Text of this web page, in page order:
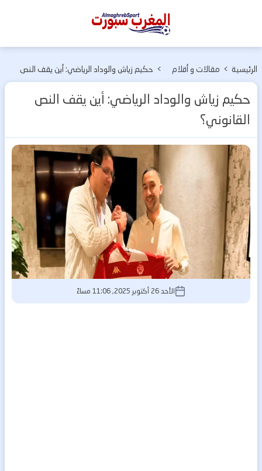
المغرب
الرئيسية > مقالات و أقلام
> حكيم زياش والوداد الرياضي: أين يقف النص
حكيم زياش والوداد الرياضي: أين يقف النص
القانوني؟
الأحد 26 أكتوبر 2025, 11:06 مساءً